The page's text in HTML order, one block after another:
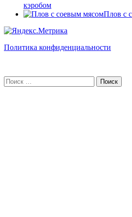
кэробом
Плов с
Политика конфиденциальности